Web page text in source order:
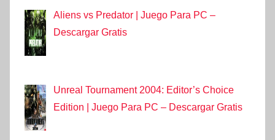
Aliens vs Predator | Juego Para PC –
Descargar Gratis
Unreal Tournament 2004: Editor’s Choice
Edition | Juego Para PC – Descargar Gratis